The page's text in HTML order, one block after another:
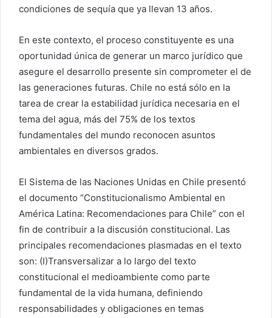
condiciones de sequía que ya llevan 13 años.
En este contexto, el proceso constituyente es una
oportunidad única de generar un marco jurídico que
asegure el desarrollo presente sin comprometer el de
las generaciones futuras. Chile no está sólo en la
tarea de crear la estabilidad jurídica necesaria en el
tema del agua, más del 75% de los textos
fundamentales del mundo reconocen asuntos
ambientales en diversos grados.
El Sistema de las Naciones Unidas en Chile presentó
el documento “Constitucionalismo Ambiental en
América Latina: Recomendaciones para Chile” con el
fin de contribuir a la discusión constitucional. Las
principales recomendaciones plasmadas en el texto
son: (I)Transversalizar a lo largo del texto
constitucional el medioambiente como parte
fundamental de la vida humana, definiendo
responsabilidades y obligaciones en temas